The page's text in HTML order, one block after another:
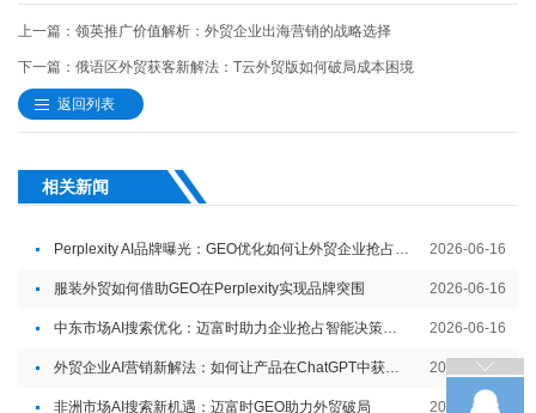
上一篇：领英推广价值解析：外贸企业出海营销的战略选择
下一篇：俄语区外贸获客新解法：T云外贸版如何破局成本困境
返回列表
相关新闻
2026-06-16
服装外贸如何借助GEO在Perplexity实现品牌突围 2026-06-16
2026-06-16
2026-06-05
非洲市场AI搜索新机遇：迈富时GEO助力外贸破局 2026-06-05